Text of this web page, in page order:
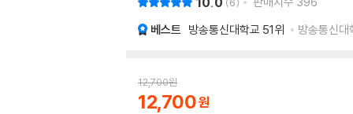
베스트 방송통신대학교 51위 방송통신
12,700원
12,700